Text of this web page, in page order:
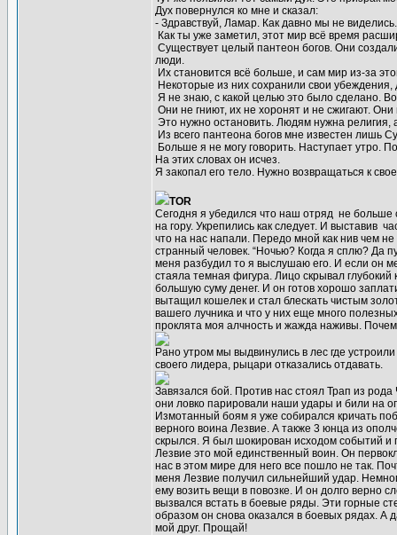
Дух повернулся ко мне и сказал:
- Здравствуй, Ламар. Как давно мы не
Как ты уже заметил, этот мир всё время
Существует целый пантеон богов. Они
люди.
Их становится всё больше, и сам мир из-за
Некоторые из них сохранили свои
Я не знаю, с какой целью это было сделано.
Они не гниют, их не хоронят и не сжигают.
Это нужно остановить. Людям нужна религия,
Из всего пантеона богов мне известен лишь
Больше я не могу говорить. Наступает утро.
На этих словах он исчез.
Я закопал его тело. Нужно возвращаться к
TOR
Сегодня я убедился что наш отряд не больше
на гору. Укрепились как следует. И выставив
что на нас напали. Передо мной как нив чем
странный человек. “Ночью? Когда я сплю? Да
меня разбудил то я выслушаю его. И если он
стаяла темная фигура. Лицо скрывал
большую суму денег. И он готов хорошо
вытащил кошелек и стал блескать чистым
вашего лучника и что у них еще много
проклята моя алчность и жажда наживы.
Рано утром мы выдвинулись в лес где
своего лидера, рыцари отказались отдавать.
Завязался бой. Против нас стоял Трап из
они ловко парировали наши удары и били на
Измотанный боям я уже собирался кричать
верного воина Лезвие. А также 3 юнца из
скрылся. Я был шокирован исходом событий и
Лезвие это мой единственный воин. Он
нас в этом мире для него все пошло не так.
меня Лезвие получил сильнейший удар.
ему возить вещи в повозке. И он долго верно
вызвался встать в боевые ряды. Эти горные
образом он снова оказался в боевых рядах. А
мой друг. Прощай!